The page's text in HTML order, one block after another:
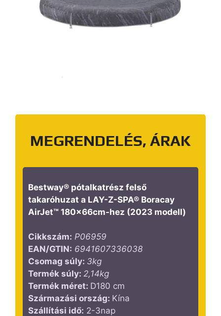
MEGRENDELÉS, ÁRAK
Bestway® pótalkatrész felső
takaróhuzat a LAY-Z-SPA® Boracay
AirJet™ 180x66cm-hez (2023 modell)
Cikkszám: P06959
EAN/GTIN: 6941607336038
Csomag súly: 3kg
Termék súly: 2,14kg
Termék méret: D180 cm
Származási ország: Kína
Szállítási idő: 2-3nap